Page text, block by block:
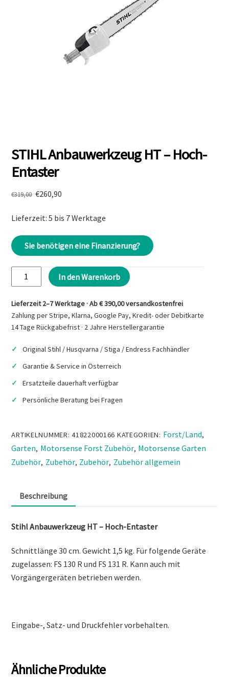
STIHL Anbauwerkzeug HT – Hoch-
Entaster
€319,00 Ursprünglicher
war:
€260,90
ist:
Lieferzeit: 5 bis 7 Werktage
Sie benötigen eine Finanzierung?
STIHL
Anbauwerkzeug
HT
-
Hoch-
Menge
In den Warenkorb
Lieferzeit 2–7 Werktage · Ab € 390,00 versandkostenfrei
Zahlung per Stripe, Klarna, Google Pay, Kredit- oder Debitkarte
14 Tage Rückgabefrist · 2 Jahre Herstellergarantie
Original Stihl / Husqvarna / Stiga / Endress Fachhändler
Garantie & Service in Österreich
Ersatzteile dauerhaft verfügbar
Persönliche Beratung bei Fragen
ARTIKELNUMMER:41822000166 KATEGORIEN: Forst/Land,
Garten, Motorsense Forst Zubehör, Motorsense Garten
Zubehör, Zubehör, Zubehör, Zubehör allgemein
Beschreibung
Stihl Anbauwerkzeug HT – Hoch-Entaster
Schnittlänge 30 cm. Gewicht 1,5 kg. Für folgende Geräte
zugelassen: FS 130 R und FS 131 R. Kann auch mit
Vorgängergeräten betrieben werden.
Eingabe-, Satz- und Druckfehler vorbehalten.
Ähnliche Produkte